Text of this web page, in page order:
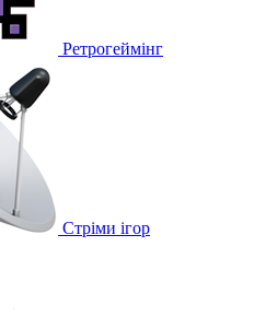
Ретрогеймінг
Стріми ігор